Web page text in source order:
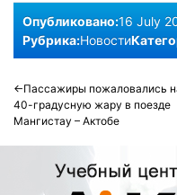
Опубликовано:16 July
Рубрика:Новости
Post
navigation
Пассажиры пожаловались
40-градусную жару в поезде
Мангистау – Актобе